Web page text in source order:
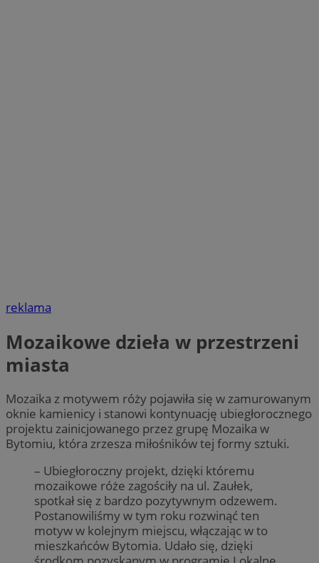
reklama
Mozaikowe dzieła w przestrzeni
miasta
Mozaika z motywem róży pojawiła się w zamurowanym
oknie kamienicy i stanowi kontynuację ubiegłorocznego
projektu zainicjowanego przez grupę Mozaika w
Bytomiu, która zrzesza miłośników tej formy sztuki.
– Ubiegłoroczny projekt, dzięki któremu
mozaikowe róże zagościły na ul. Zaułek,
spotkał się z bardzo pozytywnym odzewem.
Postanowiliśmy w tym roku rozwinąć ten
motyw w kolejnym miejscu, włączając w to
mieszkańców Bytomia. Udało się, dzięki